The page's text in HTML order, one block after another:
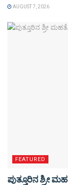
AUGUST 7, 2026
FEATURED
ಪುತ್ತೂರಿನ ಶ್ರೀ